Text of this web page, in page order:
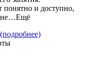
понятно и доступно,
не…Ещё
(подробнее)